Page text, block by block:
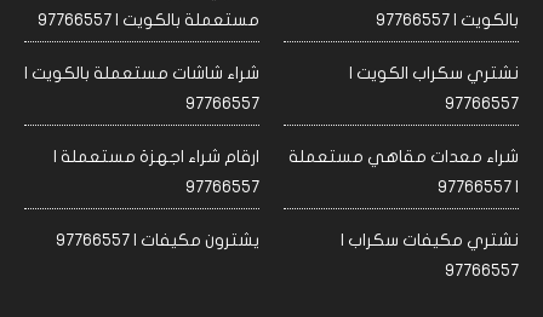
بالكويت | 97766557
مستعملة بالكويت | 97766557
نشتري سكراب الكويت |
97766557
شراء شاشات مستعملة بالكويت |
97766557
شراء معدات مقاهي مستعملة
| 97766557
ارقام شراء اجهزة مستعملة |
97766557
نشتري مكيفات سكراب |
97766557
يشترون مكيفات | 97766557